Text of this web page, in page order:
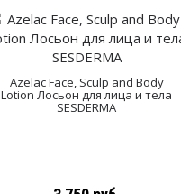
Azelac Face, Sculp and Body
Lotion Лосьон для лица и тела
SESDERMA